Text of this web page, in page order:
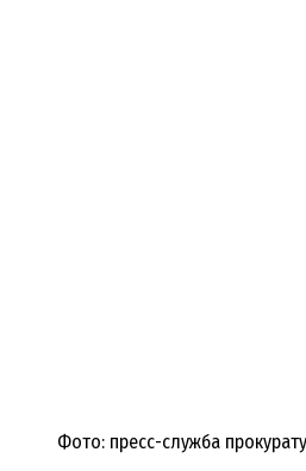
Фото: пресс-служба